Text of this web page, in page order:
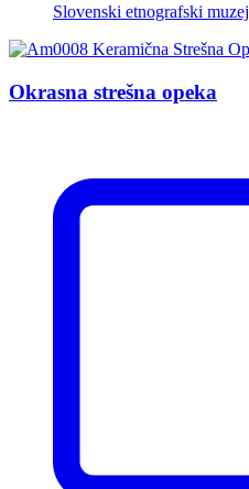
Slovenski etnografski muzej
Okrasna strešna opeka